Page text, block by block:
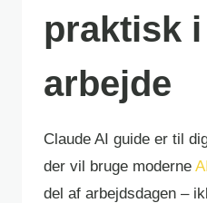
praktisk
arbejde
Claude AI guide er til
der vil bruge moderne
del af arbejdsdagen –